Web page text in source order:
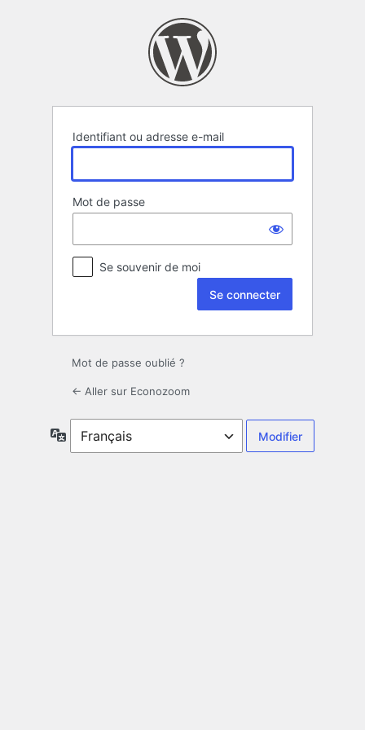
Identifiant ou adresse e-mail
Mot de passe
Se souvenir de moi
Mot de passe oublié ?
← Aller sur Econozoom
Langue